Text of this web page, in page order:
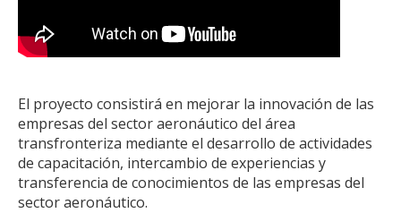
El proyecto consistirá en mejorar la innovación de las
empresas del sector aeronáutico del área
transfronteriza mediante el desarrollo de actividades
de capacitación, intercambio de experiencias y
transferencia de conocimientos de las empresas del
sector aeronáutico.